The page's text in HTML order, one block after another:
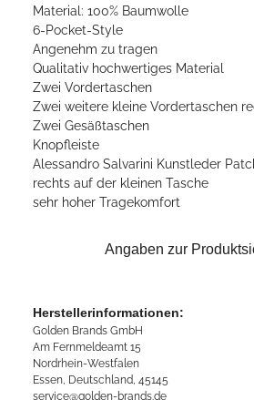
Material: 100% Baumwolle
6-Pocket-Style
Angenehm zu tragen
Qualitativ hochwertiges Material
Zwei Vordertaschen
Zwei weitere kleine Vordertaschen
Zwei Gesäßtaschen
Knopfleiste
Alessandro Salvarini Kunstleder
rechts auf der kleinen Tasche
sehr hoher Tragekomfort
Angaben zur
Herstellerinformationen:
Golden Brands GmbH
Am Fernmeldeamt 15
Nordrhein-Westfalen
Essen, Deutschland, 45145
service@golden-brands.de